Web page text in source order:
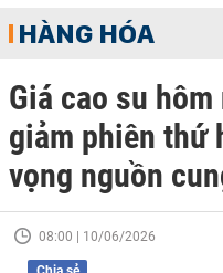
HÀNG HÓA
Giá cao su
giảm phiên thứ
vọng nguồn
08:00 | 10/06/2026